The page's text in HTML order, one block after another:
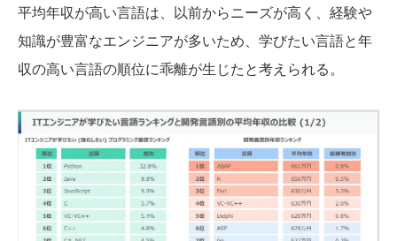
平均年収が高い言語は、以前からニーズが高く、経験や
知識が豊富なエンジニアが多いため、学びたい言語と年
収の高い言語の順位に乖離が生じたと考えられる。